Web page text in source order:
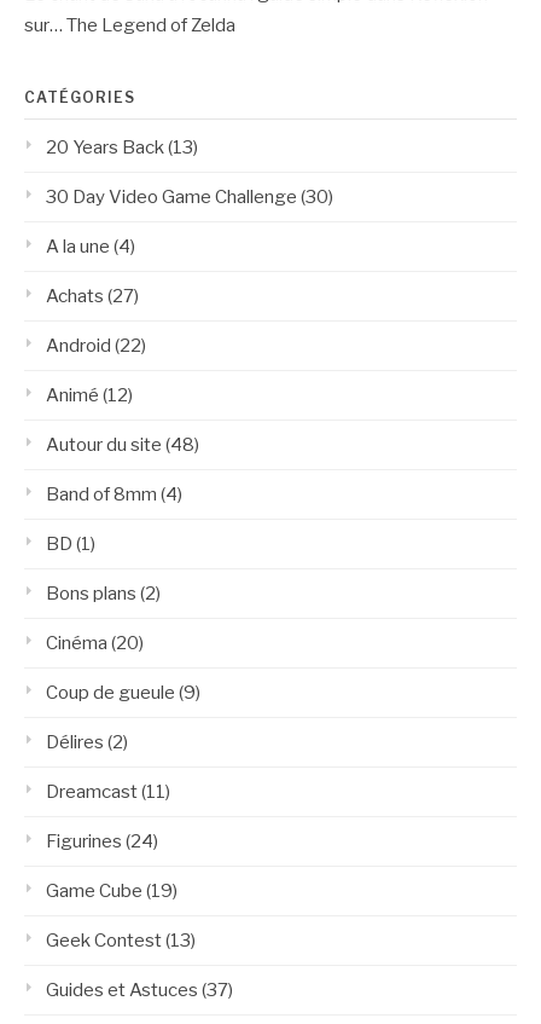
sur… The Legend of Zelda
CATÉGORIES
20 Years Back(13)
30 Day Video Game Challenge (30)
A la une (4)
Achats (27)
Android (22)
Animé (12)
Autour du site (48)
Band of 8mm (4)
BD (1)
Bons plans (2)
Cinéma (20)
Coup de gueule (9)
Délires (2)
Dreamcast(11)
Figurines (24)
Game Cube (19)
Geek Contest(13)
Guides et Astuces (37)